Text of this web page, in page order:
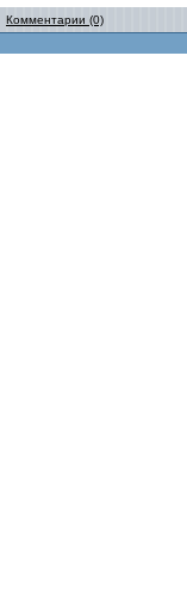
Комментарии (0)